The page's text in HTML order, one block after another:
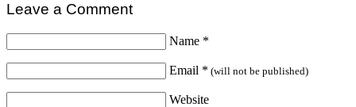
Leave a Comment
Name *
Email * (will not be published)
Website